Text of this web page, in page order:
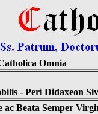
Omnia
- Peri Didaxeon
Beata Semper